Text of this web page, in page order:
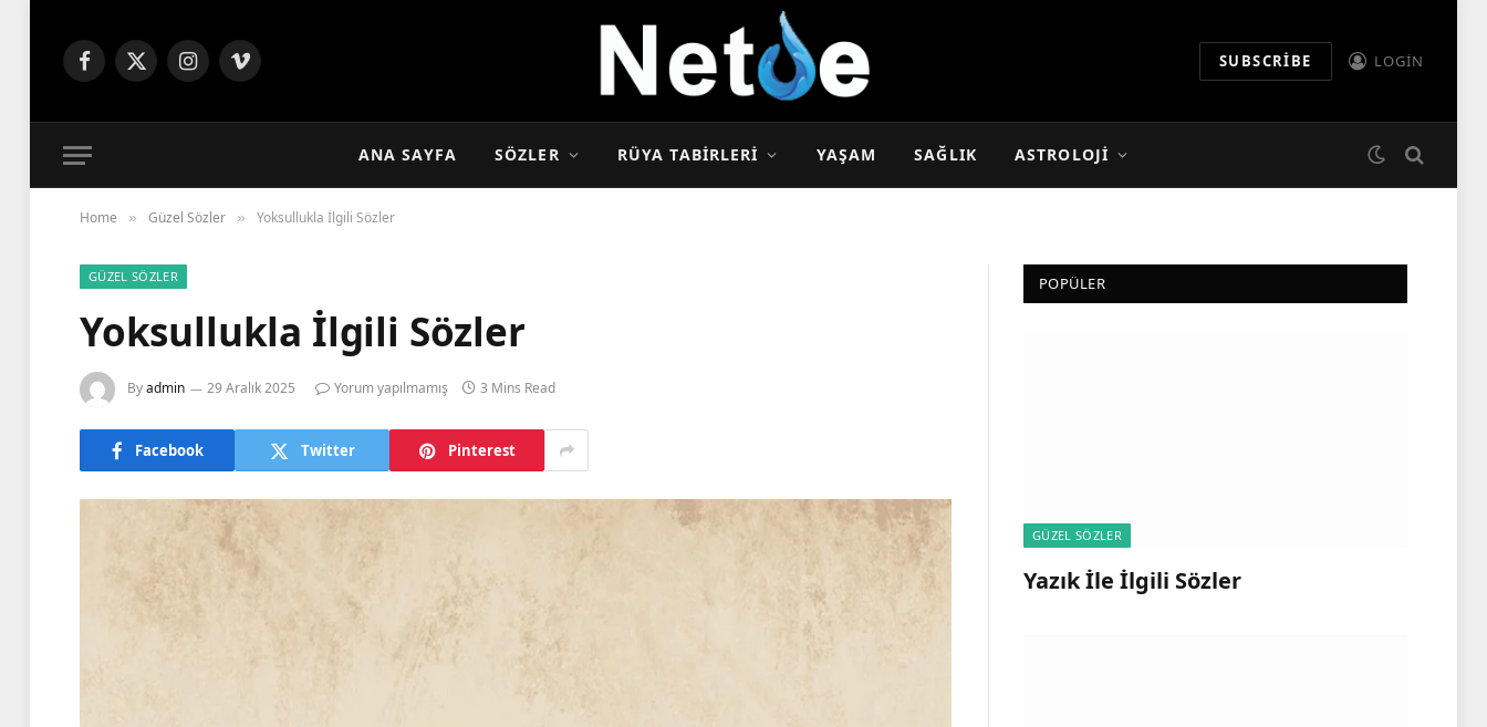
Facebook
X
Instagram
Vimeo SUBSCRIBE LOGIN
ANA SAYFA SÖZLER RÜYA TABIRLERI YAŞAM SAĞLIK ASTROLOJI
Home » Güzel Sözler » Yoksullukla İlgili Sözler
GÜZEL SÖZLER
Yoksullukla İlgili Sözler
Byadmin 29 Aralık 2025 Yorum yapılmamış 3 Mins Read
Facebook Twitter Pinterest
POPÜLER
GÜZEL SÖZLER
Yazık İle İlgili Sözler